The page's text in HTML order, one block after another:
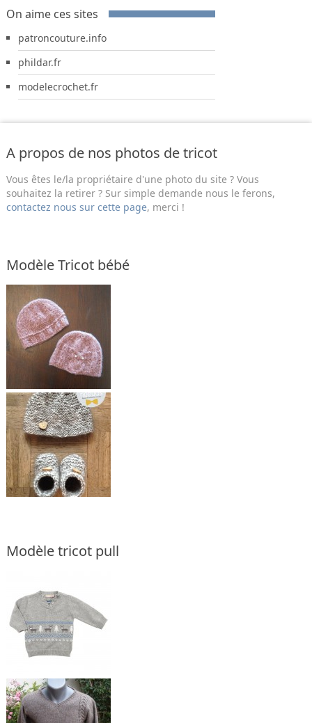
On aime ces sites
patroncouture.info
phildar.fr
modelecrochet.fr
A propos de nos photos de tricot
Vous êtes le/la propriétaire d'une photo du site ? Vous
souhaitez la retirer ? Sur simple demande nous le ferons,
contactez nous sur cette page, merci !
Modèle Tricot bébé
Modèle tricot pull